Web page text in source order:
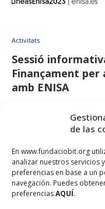
de las
En www.fundaciobit.org
analizar nuestros servicios
preferencias en base a un
navegación. Puedes
preferenciasAQUÍ.
Activitats
Sessió
Finançament per
amb ENISA
Data: 16 de maig de